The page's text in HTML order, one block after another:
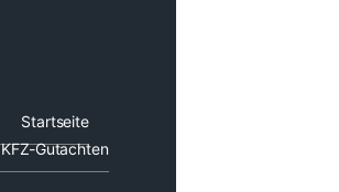
Startseite
KFZ-Gutachten